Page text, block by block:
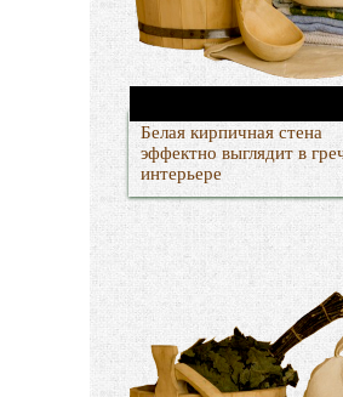
Белая кирпичная стена
эффектно выглядит в
интерьере